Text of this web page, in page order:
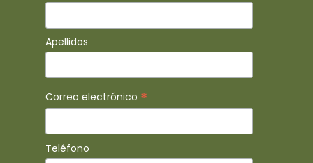
Apellidos
Correo electrónico *
Teléfono